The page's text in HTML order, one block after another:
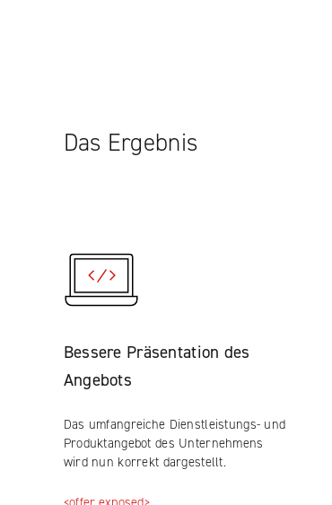
Das Ergebnis
Bessere Präsentation des
Angebots
Das umfangreiche Dienstleistungs- und
Produktangebot des Unternehmens
wird nun korrekt dargestellt.